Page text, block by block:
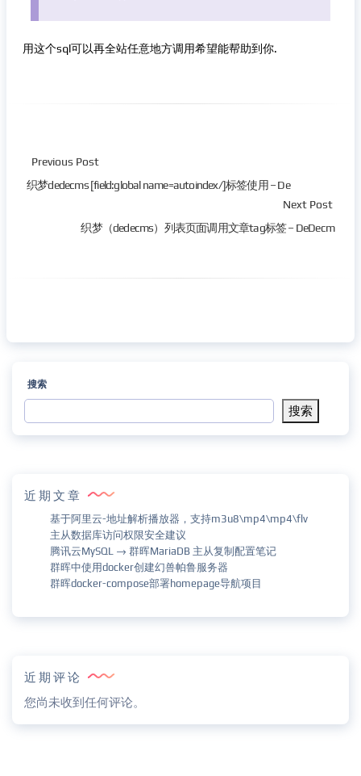
用这个sql可以再全站任意地方调用希望能帮助到你.
Previous Post
织梦dedecms [field:global name=autoindex/]标签使用 – De
Next Post
织梦（dedecms）列表页面调用文章tag标签 – DeDecm
搜索
搜索
近期文章
基于阿里云-地址解析播放器，支持m3u8\mp4\mp4\flv
主从数据库访问权限安全建议
腾讯云MySQL → 群晖MariaDB 主从复制配置笔记
群晖中使用docker创建幻兽帕鲁服务器
群晖docker-compose部署homepage导航项目
近期评论
您尚未收到任何评论。